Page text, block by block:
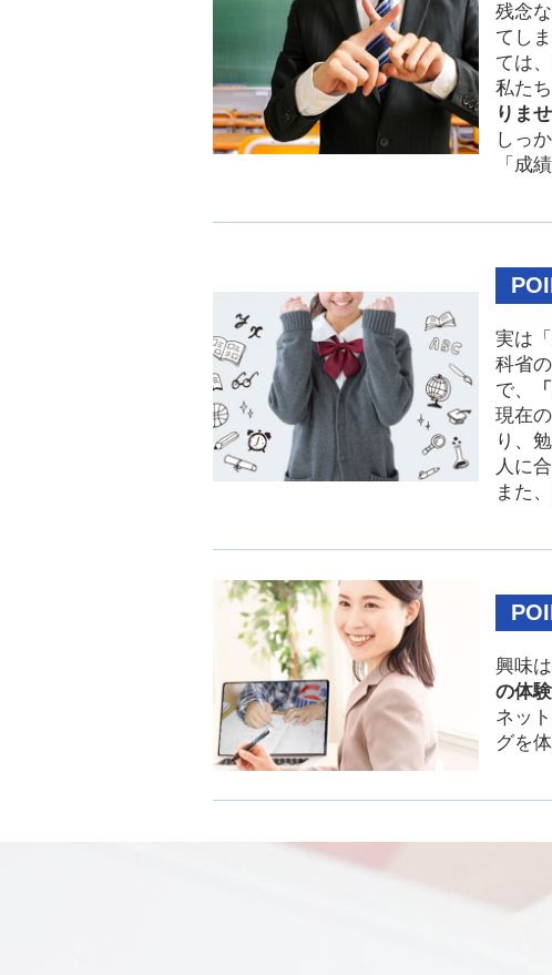
残念
てし
ては
私た
りませ
しっ
「成
実は
科省
で、
現在
り、
人に
また、
興味
の体
ネッ
グを